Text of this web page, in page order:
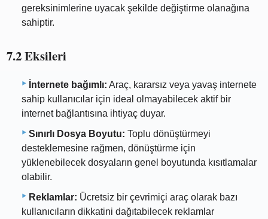
gereksinimlerine uyacak şekilde değiştirme olanağına
sahiptir.
7.2 Eksileri
İnternete bağımlı: Araç, kararsız veya yavaş internete
sahip kullanıcılar için ideal olmayabilecek aktif bir
internet bağlantısına ihtiyaç duyar.
Sınırlı Dosya Boyutu: Toplu dönüştürmeyi
desteklemesine rağmen, dönüştürme için
yüklenebilecek dosyaların genel boyutunda kısıtlamalar
olabilir.
Reklamlar: Ücretsiz bir çevrimiçi araç olarak bazı
kullanıcıların dikkatini dağıtabilecek reklamlar